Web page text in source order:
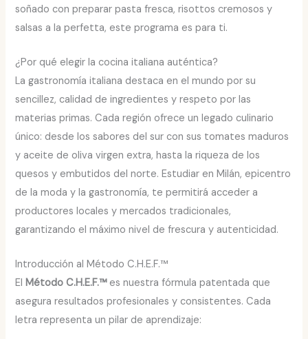
soñado con preparar pasta fresca, risottos cremosos y
salsas a la perfetta, este programa es para ti.
¿Por qué elegir la cocina italiana auténtica?
La gastronomía italiana destaca en el mundo por su
sencillez, calidad de ingredientes y respeto por las
materias primas. Cada región ofrece un legado culinario
único: desde los sabores del sur con sus tomates maduros
y aceite de oliva virgen extra, hasta la riqueza de los
quesos y embutidos del norte. Estudiar en Milán, epicentro
de la moda y la gastronomía, te permitirá acceder a
productores locales y mercados tradicionales,
garantizando el máximo nivel de frescura y autenticidad.
Introducción al Método C.H.E.F.™
ElMétodo C.H.E.F.™es nuestra fórmula patentada que
asegura resultados profesionales y consistentes. Cada
letra representa un pilar de aprendizaje: